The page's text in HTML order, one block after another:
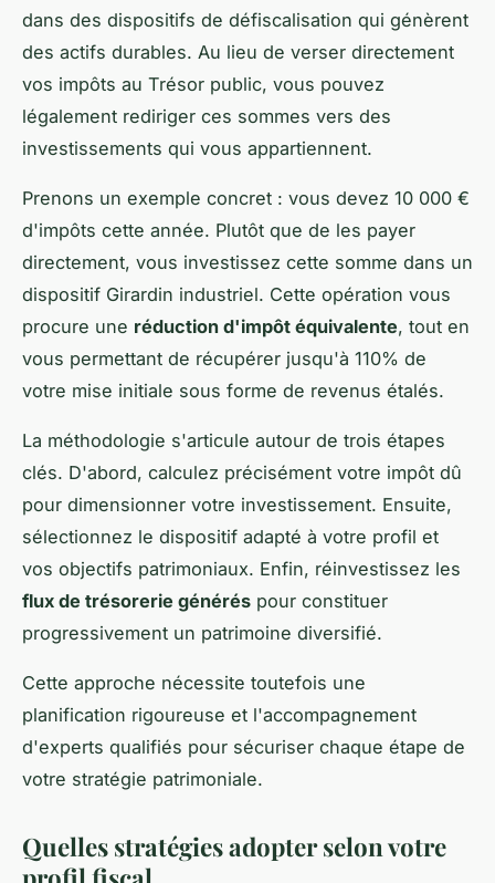
dans des dispositifs de défiscalisation qui génèrent
des actifs durables. Au lieu de verser directement
vos impôts au Trésor public, vous pouvez
légalement rediriger ces sommes vers des
investissements qui vous appartiennent.
Prenons un exemple concret : vous devez 10 000 €
d'impôts cette année. Plutôt que de les payer
directement, vous investissez cette somme dans un
dispositif Girardin industriel. Cette opération vous
procure une réduction d'impôt équivalente, tout en
vous permettant de récupérer jusqu'à 110% de
votre mise initiale sous forme de revenus étalés.
La méthodologie s'articule autour de trois étapes
clés. D'abord, calculez précisément votre impôt dû
pour dimensionner votre investissement. Ensuite,
sélectionnez le dispositif adapté à votre profil et
vos objectifs patrimoniaux. Enfin, réinvestissez les
flux de trésorerie générés pour constituer
progressivement un patrimoine diversifié.
Cette approche nécessite toutefois une
planification rigoureuse et l'accompagnement
d'experts qualifiés pour sécuriser chaque étape de
votre stratégie patrimoniale.
Quelles stratégies adopter selon votre